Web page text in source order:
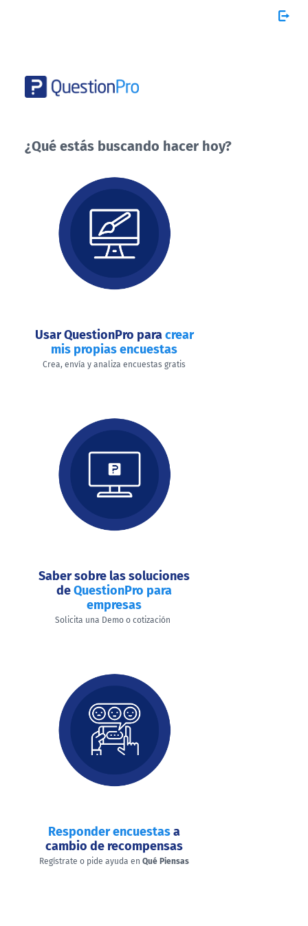
¿Qué estás buscando hacer hoy?
buscando
hacer
Usar QuestionPro paracrear
mis propias encuestas
Crea, envía y analiza encuestas gratis
Saber sobre las soluciones
deQuestionPro para
empresas
Solicita una Demo o cotización
Responder encuestasa
cambio de recompensas
Regístrate o pide ayuda en Qué Piensas